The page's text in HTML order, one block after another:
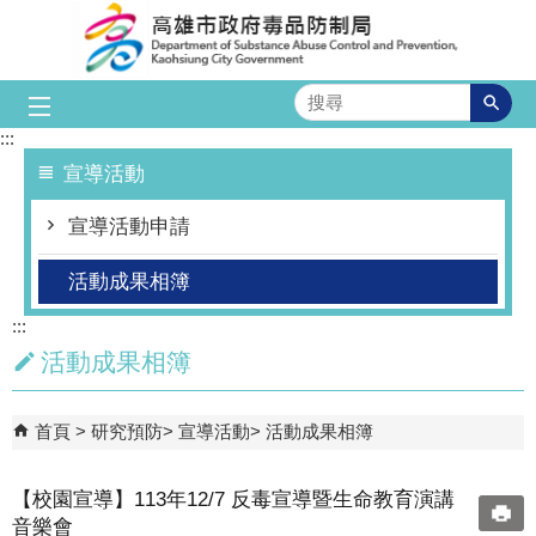
跳到主要內容區塊
搜
尋
:::
宣導活動
宣導活動申請
活動成果相簿
:::
活動成果相簿
首頁 研究預防 宣導活動 活動成果相簿
【校園宣導】113年12/7 反毒宣導暨生命教育演講
音樂會